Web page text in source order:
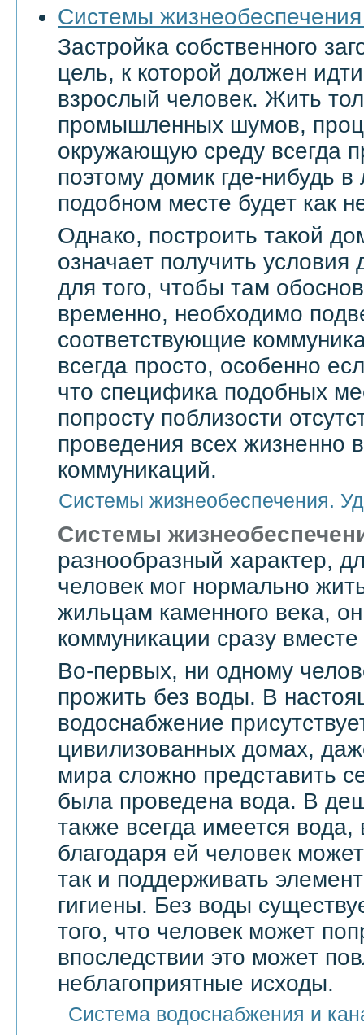
Системы
Застройка собственного
цель, к которой должен
взрослый человек. Жить
промышленных шумов,
окружающую среду всегда
поэтому домик где-нибудь
подобном месте будет как
Однако, построить такой
означает получить
для того, чтобы там
временно, необходимо
соответствующие
всегда просто, особенно
что специфика подобных
попросту поблизости
проведения всех жизненно
коммуникаций.
Системы жизнеобеспечения.
Системы
разнообразный характер,
человек мог нормально
жильцам каменного века,
коммуникации сразу
Во-первых, ни одному
прожить без воды. В
водоснабжение
цивилизованных домах,
мира сложно представить
была проведена вода. В
также всегда имеется
благодаря ей человек
так и поддерживать
гигиены. Без воды
того, что человек может
впоследствии это может
неблагоприятные исходы.
Система водоснабжения и